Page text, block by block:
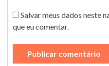
Salvar meus dados neste
que eu comentar.